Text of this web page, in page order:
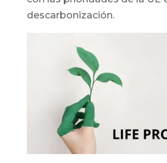
descarbonización.